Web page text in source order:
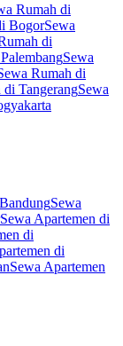
Rumah di
BogorSewa
di
Sewa
Rumah di
di TangerangSewa
Sewa
Sewa Apartemen di
di
di
Sewa Apartemen